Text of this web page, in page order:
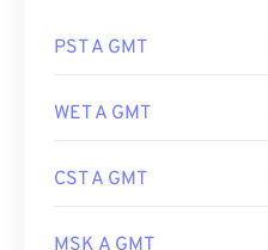
PST A GMT
WET A GMT
CST A GMT
MSK A GMT